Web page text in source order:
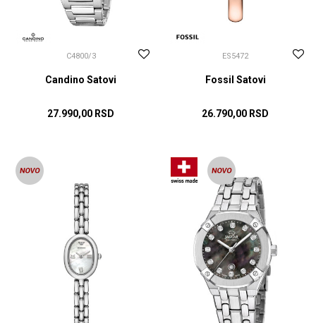
C4800/3
Candino Satovi
27.990,00 RSD
ES5472
Fossil Satovi
26.790,00 RSD
DODAJ U KORPU